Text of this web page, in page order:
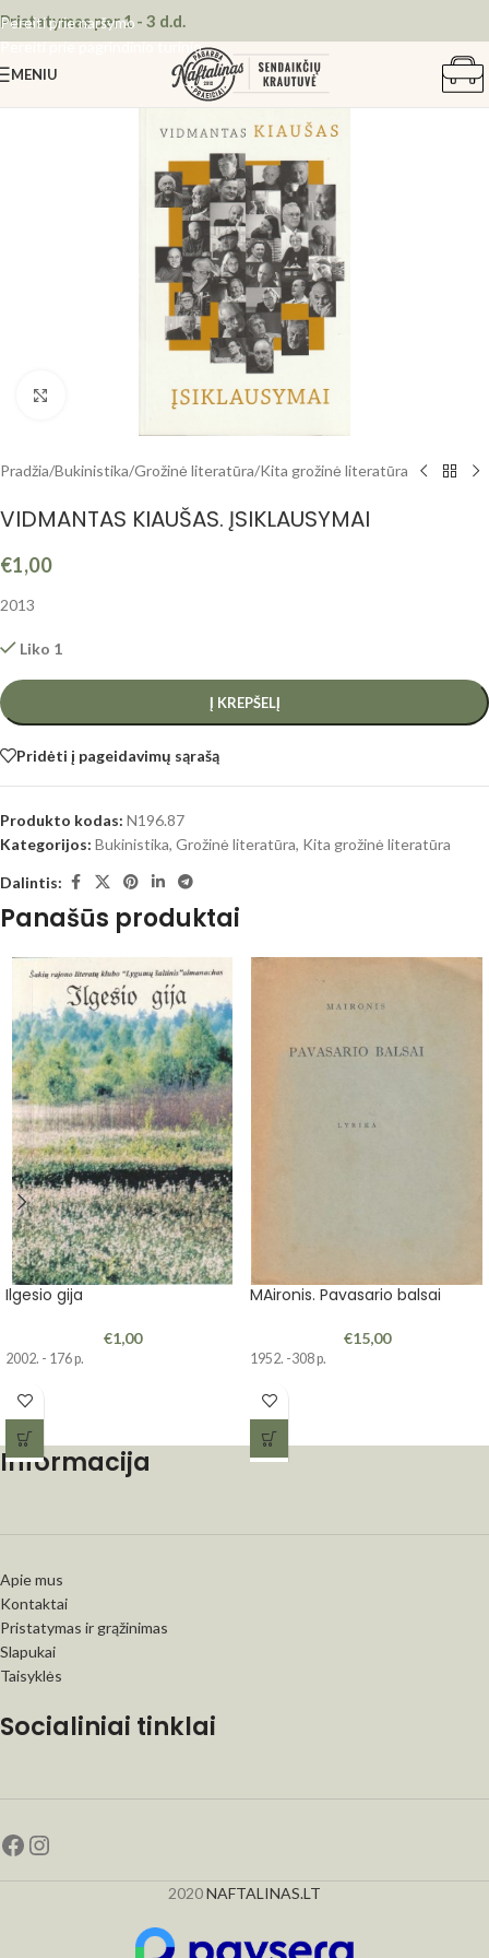
Pereiti prie naršymo
Pereiti prie pagrindinio turinio
Pristatymas per 1 - 3 d.d.
MENIU
Spustelėkite, kad padidintumėte
Pradžia/Bukinistika/Grožinė literatūra/Kita grožinė literatūra
VIDMANTAS KIAUŠAS. ĮSIKLAUSYMAI
€1,00
2013
Liko 1
Į KREPŠELĮ
Pridėti į pageidavimų sąrašą
Produkto kodas: N196.87
Kategorijos: Bukinistika, Grožinė literatūra, Kita grožinė literatūra
Dalintis:
Panašūs produktai
Ilgesio gija
€1,00
2002. - 176 p.
MAironis. Pavasario balsai
€15,00
1952. -308 p.
Informacija
Apie mus
Kontaktai
Pristatymas ir grąžinimas
Slapukai
Taisyklės
Socialiniai tinklai
2020NAFTALINAS.LT